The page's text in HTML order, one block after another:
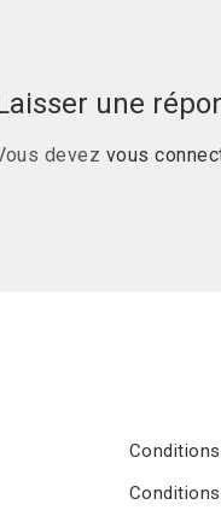
une
devez vous
Conditions